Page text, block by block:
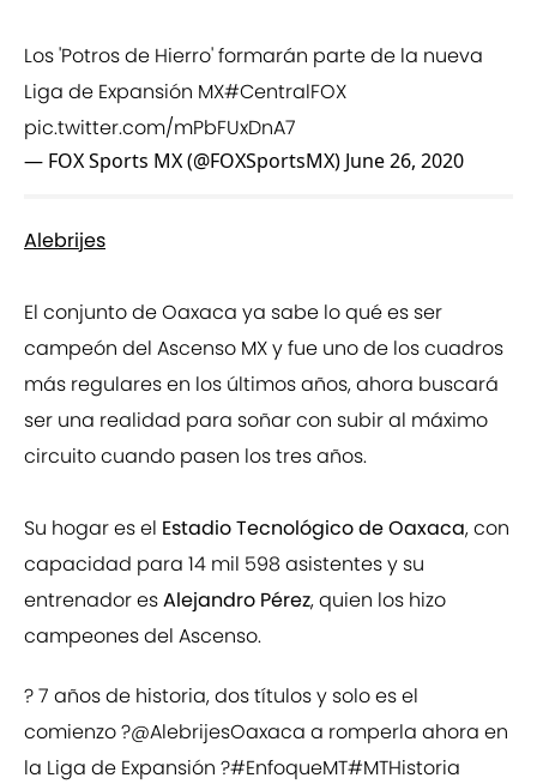
Los 'Potros de Hierro' formarán parte de la nueva
Liga de Expansión MX#CentralFOX
pic.twitter.com/mPbFUxDnA7
— FOX Sports MX (@FOXSportsMX) June 26, 2020
Alebrijes
El conjunto de Oaxaca ya sabe lo qué es ser
campeón del Ascenso MX y fue uno de los cuadros
más regulares en los últimos años, ahora buscará
ser una realidad para soñar con subir al máximo
circuito cuando pasen los tres años.
Su hogar es el Estadio Tecnológico de Oaxaca, con
capacidad para 14 mil 598 asistentes y su
entrenador esAlejandro Pérez, quien los hizo
campeones del Ascenso.
? 7 años de historia, dos títulos y solo es el
comienzo ?@AlebrijesOaxaca a romperla ahora en
la Liga de Expansión ?#EnfoqueMT#MTHistoria